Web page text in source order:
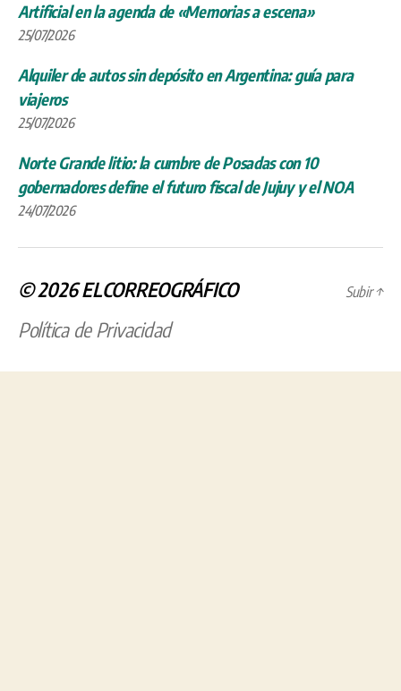
Artificial en la agenda de «Memorias a escena»
25/07/2026
Alquiler de autos sin depósito en Argentina: guía para
viajeros
25/07/2026
Norte Grande litio: la cumbre de Posadas con 10
gobernadores define el futuro fiscal de Jujuy y el NOA
24/07/2026
© 2026ELCORREOGRÁFICO
Política de Privacidad
Subir↑